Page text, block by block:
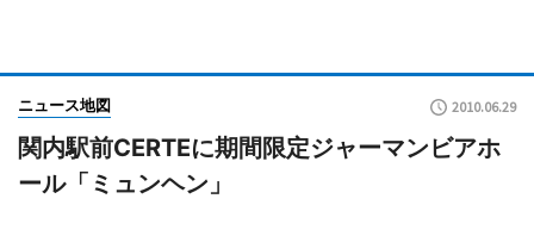
ニュース地図 2010.06.29
関内駅前CERTEに期間限定ジャーマンビアホ
ール「ミュンヘン」